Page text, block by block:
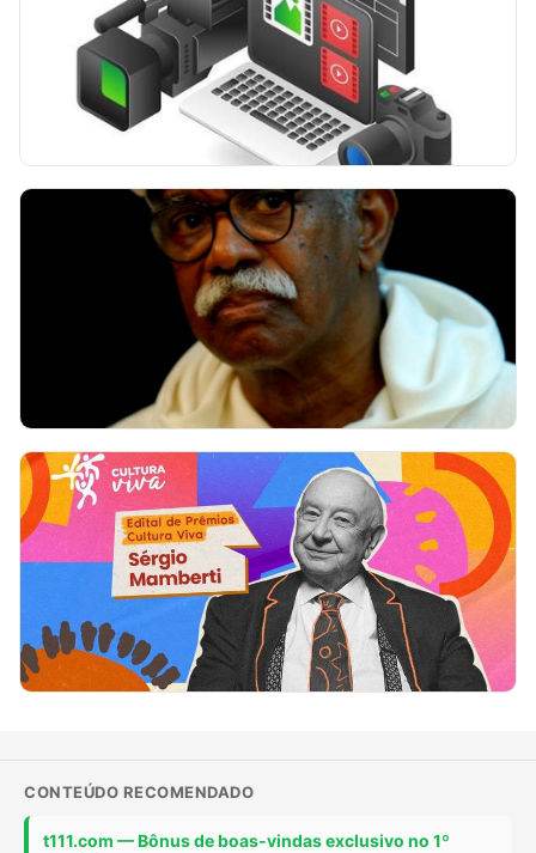
CONTEÚDO RECOMENDADO
t111.com — Bônus de boas-vindas exclusivo no 1º